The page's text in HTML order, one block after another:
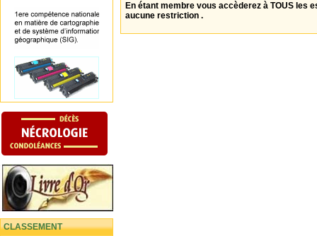
CLASSEMENT
En étant membre vous accèderez à TOUS les
aucune restriction .